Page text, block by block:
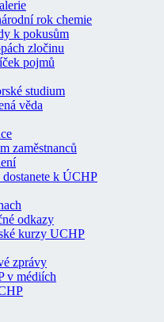
rok chemie
k pokusům
zločinu
pojmů
studium
věda
zaměstnanců
dostanete k ÚCHP
odkazy
kurzy UCHP
zprávy
v médiích